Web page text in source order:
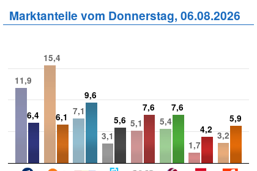
Marktanteile vom Donnerstag, 06.08.2026
11,9
15,4
7,1
3,1
5,1 5,4
1,7
3,2
6,4 6,1
9,6
5,6
7,6
7,6
4,2
5,9